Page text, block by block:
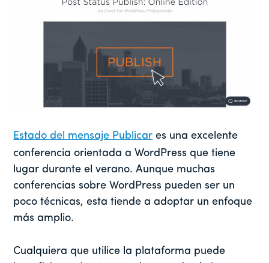
Estado del mensaje Publicar es una excelente
conferencia orientada a WordPress que tiene
lugar durante el verano. Aunque muchas
conferencias sobre WordPress pueden ser un
poco técnicas, esta tiende a adoptar un enfoque
más amplio.
Cualquiera que utilice la plataforma puede